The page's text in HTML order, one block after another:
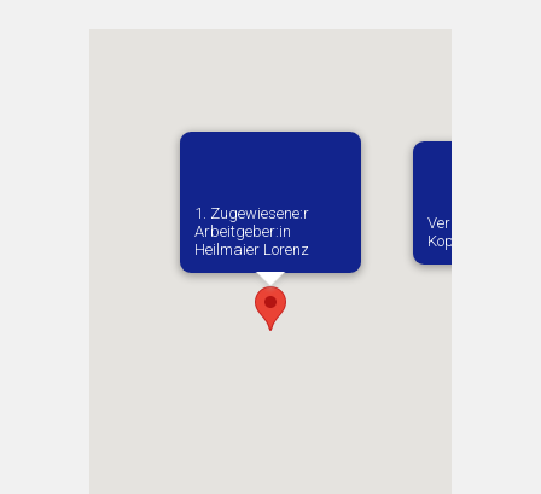
Vermutlich
Kopiivka
1. Zugewiesene:r
Arbeitgeber:in​
Heilmaier Lorenz